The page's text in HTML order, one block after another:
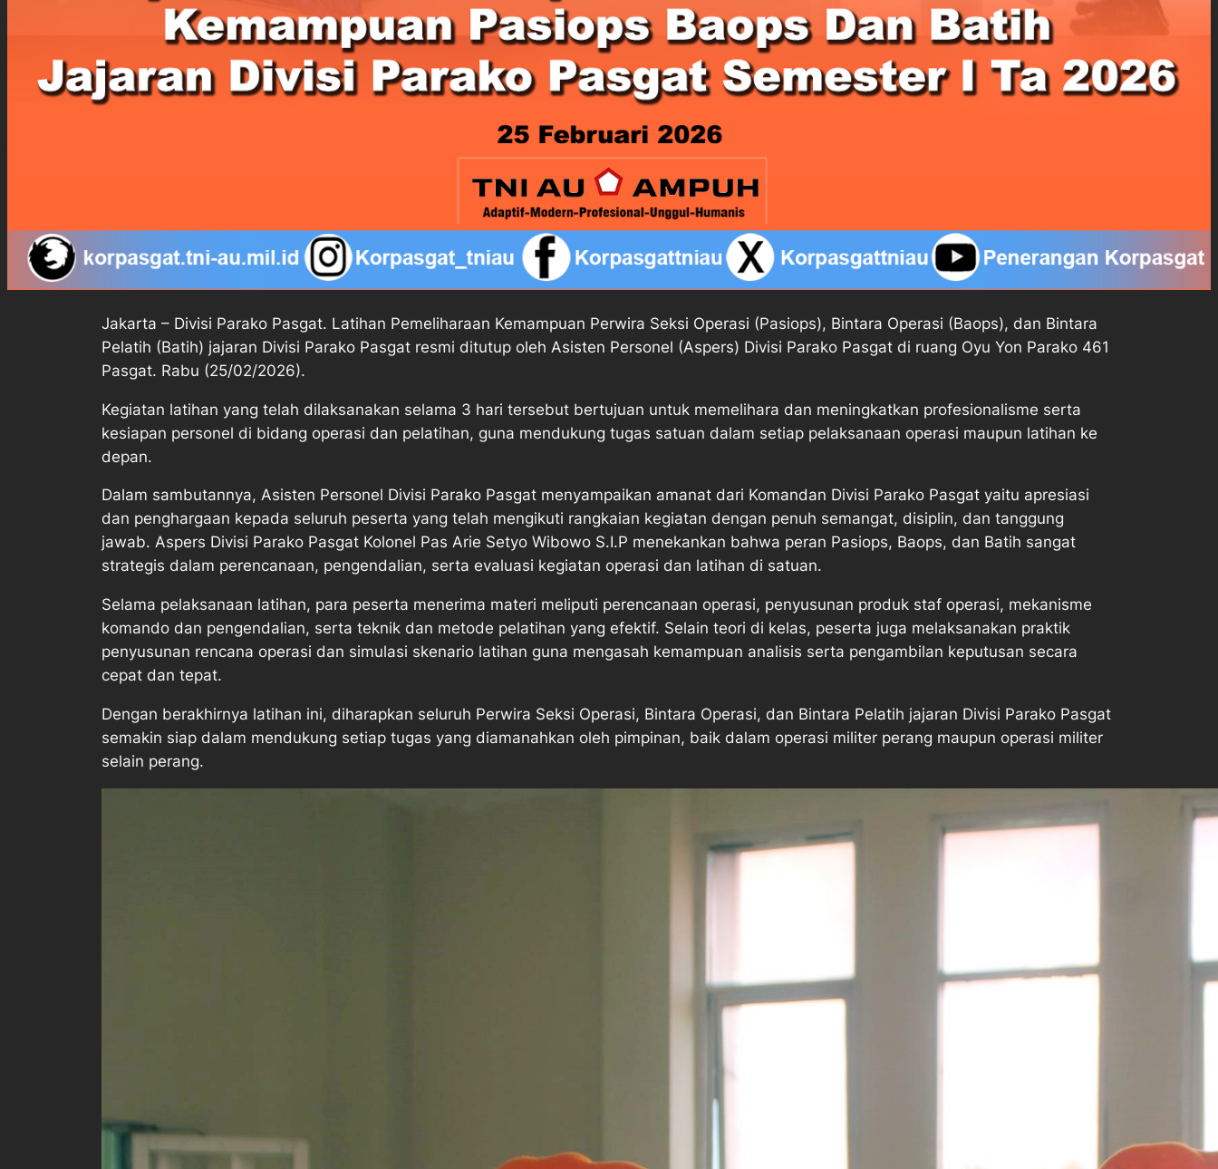
Jakarta – Divisi Parako Pasgat. Latihan Pemeliharaan Kemampuan Perwira Seksi Operasi (Pasiops), Bintara Operasi (Baops), dan Bintara
Pelatih (Batih) jajaran Divisi Parako Pasgat resmi ditutup oleh Asisten Personel (Aspers) Divisi Parako Pasgat di ruang Oyu Yon Parako 461
Pasgat. Rabu (25/02/2026).
Kegiatan latihan yang telah dilaksanakan selama 3 hari tersebut bertujuan untuk memelihara dan meningkatkan profesionalisme serta
kesiapan personel di bidang operasi dan pelatihan, guna mendukung tugas satuan dalam setiap pelaksanaan operasi maupun latihan ke
depan.
Dalam sambutannya, Asisten Personel Divisi Parako Pasgat menyampaikan amanat dari Komandan Divisi Parako Pasgat yaitu apresiasi
dan penghargaan kepada seluruh peserta yang telah mengikuti rangkaian kegiatan dengan penuh semangat, disiplin, dan tanggung
jawab. Aspers Divisi Parako Pasgat Kolonel Pas Arie Setyo Wibowo S.I.P menekankan bahwa peran Pasiops, Baops, dan Batih sangat
strategis dalam perencanaan, pengendalian, serta evaluasi kegiatan operasi dan latihan di satuan.
Selama pelaksanaan latihan, para peserta menerima materi meliputi perencanaan operasi, penyusunan produk staf operasi, mekanisme
komando dan pengendalian, serta teknik dan metode pelatihan yang efektif. Selain teori di kelas, peserta juga melaksanakan praktik
penyusunan rencana operasi dan simulasi skenario latihan guna mengasah kemampuan analisis serta pengambilan keputusan secara
cepat dan tepat.
Dengan berakhirnya latihan ini, diharapkan seluruh Perwira Seksi Operasi, Bintara Operasi, dan Bintara Pelatih jajaran Divisi Parako Pasgat
semakin siap dalam mendukung setiap tugas yang diamanahkan oleh pimpinan, baik dalam operasi militer perang maupun operasi militer
selain perang.